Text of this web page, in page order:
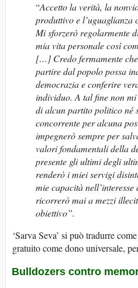
“Accetto la verità, la
produttivo e l’uguaglianza
Mi sforzerò regolarmente
mia vita personale così
[…] Credo fermamente
partire dal popolo possa
democrazia e conferire
individuo. A tal fine non
di alcun partito politico né
concorrente per alcuna
impegnerò sempre per
valori fondamentali della
presente gli ultimi degli
renderò i miei servigi
mie capacità nell’interesse
ricorrerò mai a mezzi
obiettivo”.
‘Sarva Seva’ si può tradurre
gratuito come dono universale,
Bulldozers contro